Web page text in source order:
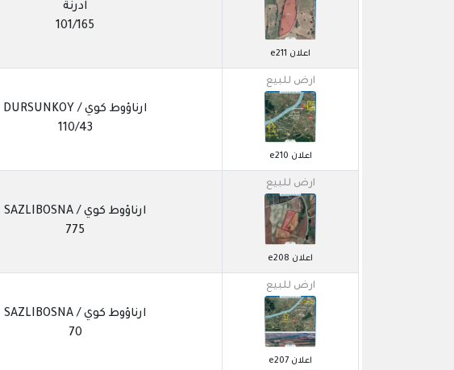
اعلان e211
ادرنة
101/165
ارض للبيع
اعلان e210
ارناؤوط كوي / DURSUNKOY
110/43
ارض للبيع
اعلان e208
ارناؤوط كوي / SAZLIBOSNA
775
ارض للبيع
اعلان e207
ارناؤوط كوي / SAZLIBOSNA
70